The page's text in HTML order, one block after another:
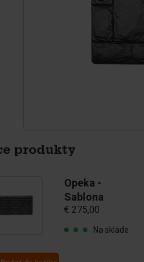
produkty
Opeka -
Sablona
€ 275,00
Na sklade